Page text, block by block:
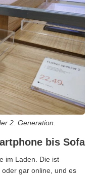
2. Generation.
bis Sofa
im Laden. Die ist
gar online, und es